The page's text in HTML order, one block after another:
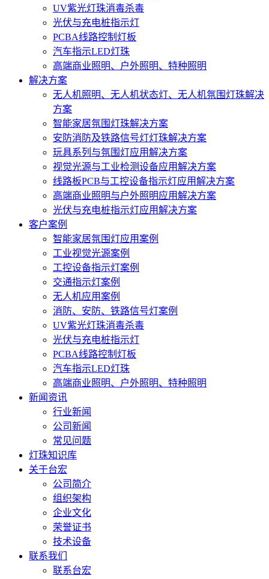
UV紫光灯珠消毒杀毒
光伏与充电桩指示灯
PCBA线路控制灯板
汽车指示LED灯珠
高端商业照明、户外照明、特种照明
解决方案
无人机照明、无人机状态灯、无人机氛围灯珠解决
方案
智能家居氛围灯珠解决方案
安防消防及铁路信号灯灯珠解决方案
玩具系列与氛围灯应用解决方案
视觉光源与工业检测设备应用解决方案
线路板PCB与工控设备指示灯应用解决方案
高端商业照明与户外照明应用解决方案
光伏与充电桩指示灯应用解决方案
客户案例
智能家居氛围灯应用案例
工业视觉光源案例
工控设备指示灯案例
交通指示灯案例
无人机应用案例
消防、安防、铁路信号灯案例
UV紫光灯珠消毒杀毒
光伏与充电桩指示灯
PCBA线路控制灯板
汽车指示LED灯珠
高端商业照明、户外照明、特种照明
新闻资讯
行业新闻
公司新闻
常见问题
灯珠知识库
关于台宏
公司简介
组织架构
企业文化
荣誉证书
技术设备
联系我们
联系台宏